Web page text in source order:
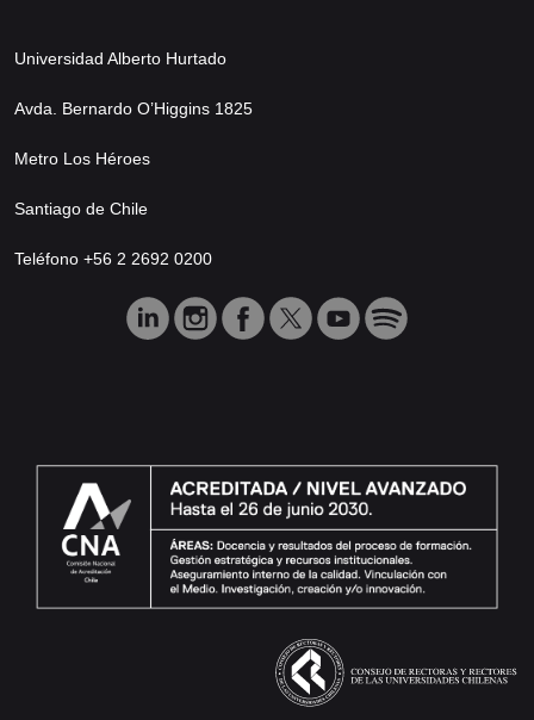
Universidad Alberto Hurtado
Avda. Bernardo O’Higgins 1825
Metro Los Héroes
Santiago de Chile
Teléfono +56 2 2692 0200